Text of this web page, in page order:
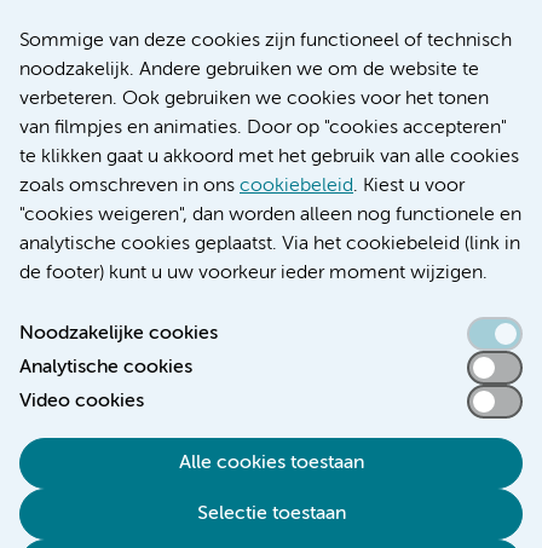
Sommige van deze cookies zijn functioneel of technisch
noodzakelijk. Andere gebruiken we om de website te
verbeteren. Ook gebruiken we cookies voor het tonen
van filmpjes en animaties. Door op "cookies accepteren"
te klikken gaat u akkoord met het gebruik van alle cookies
zoals omschreven in ons cookiebeleid. Kiest u voor
"cookies weigeren", dan worden alleen nog functionele en
analytische cookies geplaatst. Via het cookiebeleid (link in
de footer) kunt u uw voorkeur ieder moment wijzigen.
Noodzakelijke cookies
Analytische cookies
Video cookies
Alle cookies toestaan
Selectie toestaan
Research
Educatie locatie AMC
Educatie locatie VUmc
Verwijzen & diagnostiek
Toegankelijkheidsverklaring
Responsible disclosure
Disclaimer